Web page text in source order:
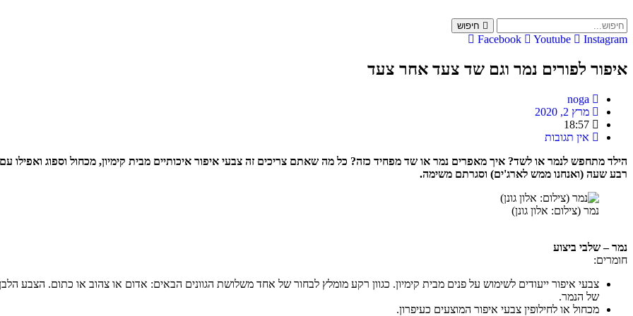
to
content
חיפוש
Facebook Youtube Instagram
איפור לפורים נמר וגם שד צעד אחר צעד
noga
מרץ 2, 2020
18:57
אין תגובות
הילד מתחפש לנמר או לשד? איך מאפרים נמר או שד מפחיד כזה? כל מה שאתם צריכים זה צבעי איפור איכותיים מבית קימיון, מכחול וספוג ואפילו
רבע שעה (ואנחנו ממש לארג'ים) וסגרתם משימה.
נמר (צילום: אלון גונן)
נמר – שלבי ביצוע
חומרים:
צבעי איפור ייעודים לשימוש על פנים מבית קימיון. כגוון רקע מומלץ לבחור של אחד משלושת הגוונים הבאים: אדום או צהוב או כתום. הצבע
של הנמר.
מכחול או לחילופין צבעי איפור המוצעים כעיפרון.